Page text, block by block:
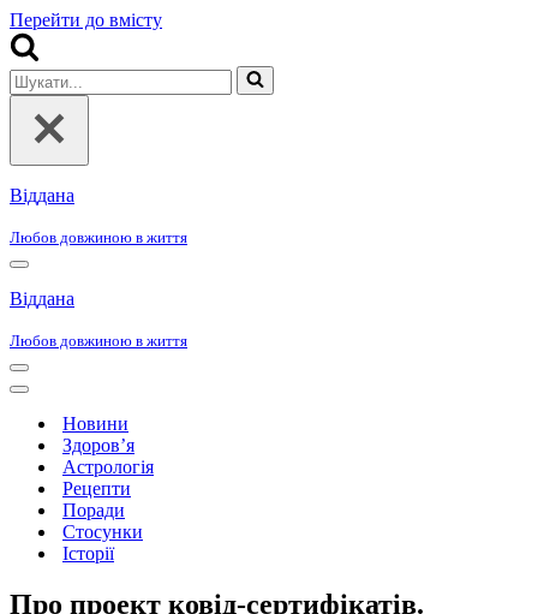
Перейти до вмісту
Шукати...
Віддана
Любов довжиною в життя
Меню
навігації
Віддана
Любов довжиною в життя
Меню
навігації
Меню
навігаціїНовини
Здоров’я
Астрологія
Рецепти
Поради
Стосунки
Історії
Про проект ковід-сертифікатів.